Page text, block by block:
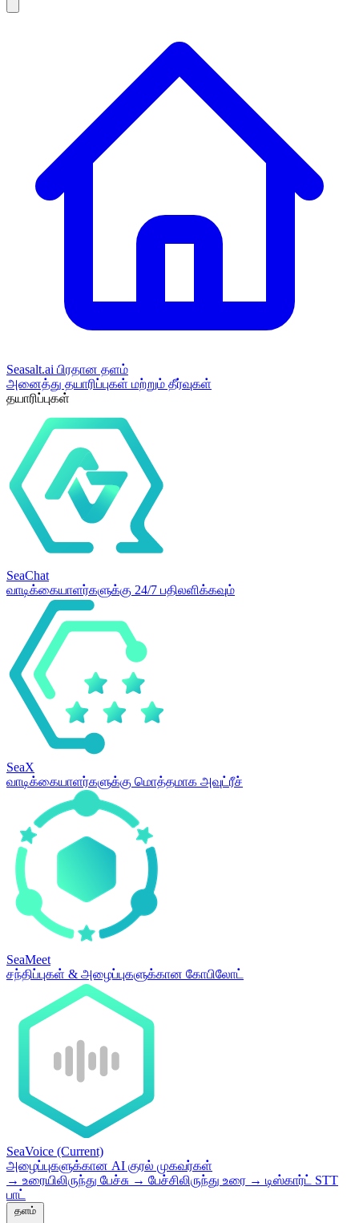
Seasalt.ai பிரதான தளம்
அனைத்து தயாரிப்புகள் மற்றும் தீர்வுகள்
தயாரிப்புகள்
SeaChat
வாடிக்கையாளர்களுக்கு 24/7 பதிலளிக்கவும்
SeaX
வாடிக்கையாளர்களுக்கு மொத்தமாக அவுட்ரீச்
SeaMeet
சந்திப்புகள் & அழைப்புகளுக்கான கோபிலோட்
SeaVoice (Current)
அழைப்புகளுக்கான AI குரல் முகவர்கள்
→ உரையிலிருந்து பேச்சு → பேச்சிலிருந்து உரை → டிஸ்கார்ட் STT
பாட்